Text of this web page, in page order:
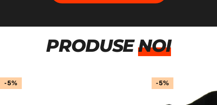
PRODUSENOI
-5% -5%